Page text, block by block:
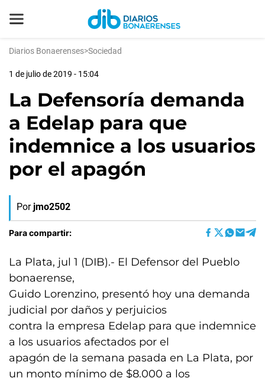
Diarios Bonaerenses>Sociedad
1 de julio de 2019 - 15:04
La Defensoría demanda
a Edelap para que
indemnice a los usuarios
por el apagón
Por jmo2502
Para compartir:
La Plata, jul 1 (DIB).- El Defensor del Pueblo
bonaerense,
Guido Lorenzino, presentó hoy una demanda
judicial por daños y perjuicios
contra la empresa Edelap para que indemnice
a los usuarios afectados por el
apagón de la semana pasada en La Plata, por
un monto mínimo de $8.000 a los